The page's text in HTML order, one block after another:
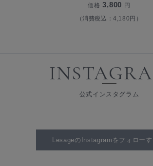
価格 3,800 円
（消費税込：4,180円）
公式インスタグラム
LesageのInstagramをフォローす